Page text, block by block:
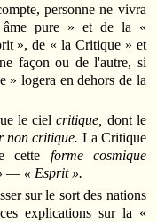
personne ne vivra
âme pure » et de la «
», de « la Critique » et
façon ou de l'autre, si
» logera en dehors de la
le cielcritique, dont le
non critique. La Critique
cette forme cosmique
— « Esprit ».
sur le sort des nations
explications sur la «